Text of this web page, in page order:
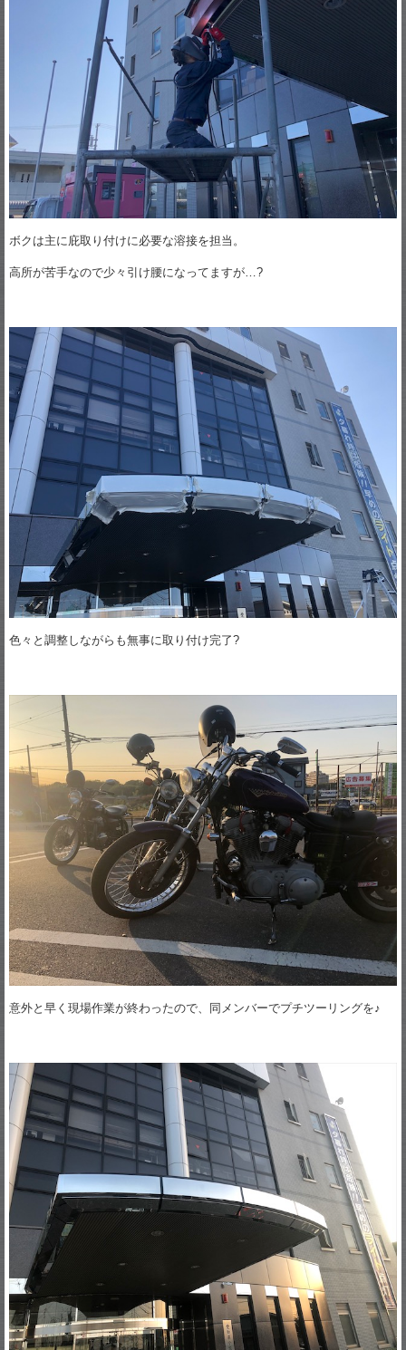
ボクは主に庇取り付けに必要な溶接を担当。
高所が苦手なので少々引け腰になってますが…?
色々と調整しながらも無事に取り付け完了?
意外と早く現場作業が終わったので、同メンバーでプチツーリングを♪